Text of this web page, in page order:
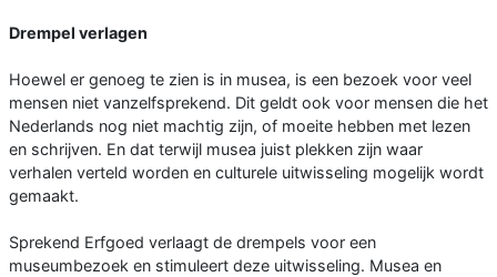
Drempel verlagen
Hoewel er genoeg te zien is in musea, is een bezoek voor veel
mensen niet vanzelfsprekend. Dit geldt ook voor mensen die het
Nederlands nog niet machtig zijn, of moeite hebben met lezen
en schrijven. En dat terwijl musea juist plekken zijn waar
verhalen verteld worden en culturele uitwisseling mogelijk wordt
gemaakt.
Sprekend Erfgoed verlaagt de drempels voor een
museumbezoek en stimuleert deze uitwisseling. Musea en